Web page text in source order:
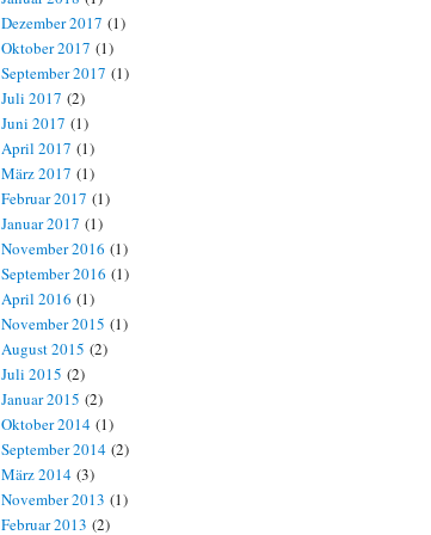
Dezember 2017 (1)
Oktober 2017 (1)
September 2017 (1)
Juli 2017 (2)
Juni 2017 (1)
April 2017 (1)
März 2017 (1)
Februar 2017 (1)
Januar 2017 (1)
November 2016 (1)
September 2016 (1)
April 2016 (1)
November 2015 (1)
August 2015 (2)
Juli 2015 (2)
Januar 2015 (2)
Oktober 2014 (1)
September 2014 (2)
März 2014 (3)
November 2013 (1)
Februar 2013 (2)